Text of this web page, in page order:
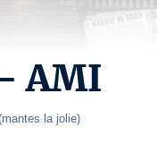
AMI
mantes la jolie)